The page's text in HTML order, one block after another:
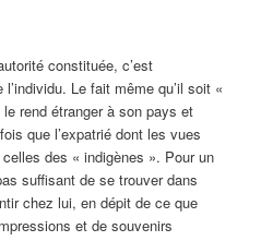
constituée, c’est
Le fait même qu’il soit «
rend étranger à son pays et
que l’expatrié dont les vues
des « indigènes ». Pour un
suffisant de se trouver dans
chez lui, en dépit de ce que
et de souvenirs